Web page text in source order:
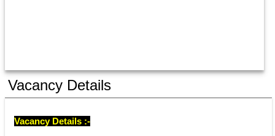
Vacancy Details
Vacancy Details :-